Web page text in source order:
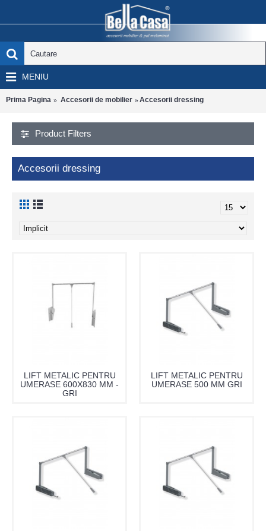
MENIU
Prima Pagina Accesorii de mobilier Accesorii dressing
Product Filters
Accesorii dressing
LIFT METALIC PENTRU
UMERASE 600X830 MM -
GRI
LIFT METALIC PENTRU
UMERASE 500 MM GRI